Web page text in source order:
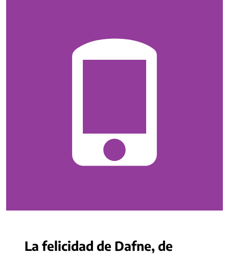
La felicidad de Dafne, de